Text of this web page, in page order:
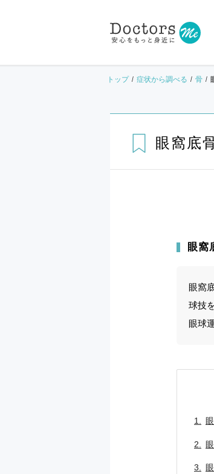
トップ 症状から調べる 骨
眼窩底
眼窩
眼窩
球技
眼球